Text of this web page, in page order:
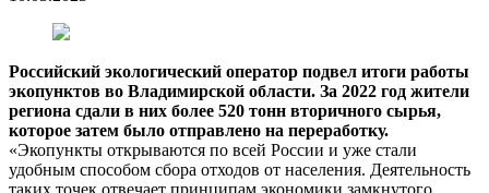
Российский экологический оператор подвел итоги работы
экопунктов во Владимирской области. За 2022 год жители
региона сдали в них более 520 тонн вторичного сырья,
которое затем было отправлено на переработку.
«Экопункты открываются по всей России и уже стали
удобным способом сбора отходов от населения. Деятельность
таких точек отвечает принципам экономики замкнутого